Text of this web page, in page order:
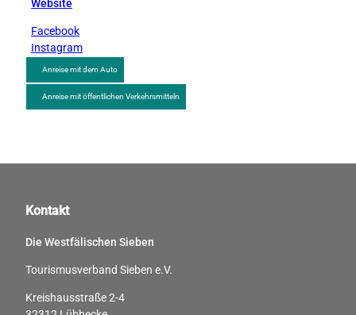
Website
Facebook
Instagram
Anreise mit dem Auto
Anreise mit öffentlichen Verkehrsmitteln
Kontakt
Die Westfälischen Sieben
Tourismusverband Sieben e.V.
Kreishausstraße 2-4